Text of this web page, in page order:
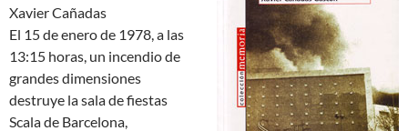
Xavier Cañadas
El 15 de enero de 1978, a las
13:15 horas, un incendio de
grandes dimensiones
destruye la sala de fiestas
Scala de Barcelona,